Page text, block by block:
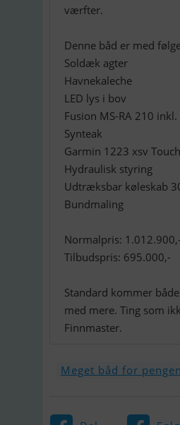
værfter.
Denne båd er med
Soldæk agter
Havnekaleche
LED lys i bov
Fusion MS-RA 210
Synteak
Garmin 1223 xsv Touch
Hydraulisk styring
Udtræksbar køleskab
Bundmaling
Normalpris: 1.012.900,-
Tilbudspris: 695.000,-
Standard kommer
med mere. Ting som
Finnmaster.
Meget båd for